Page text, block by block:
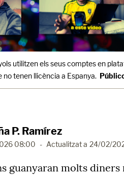
utilitzen els seus comptes en
no tenen llicència a Espanya.
P. Ramírez
08:00 - Actualitzat a 24/02/
guanyaran molts